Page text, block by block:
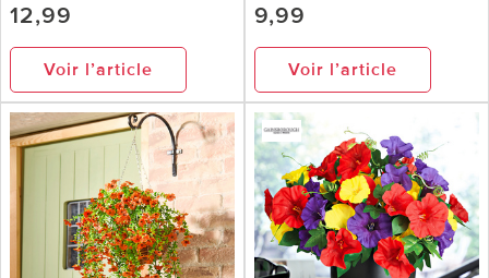
12,99
Voir l’article
9,99
Voir l’article